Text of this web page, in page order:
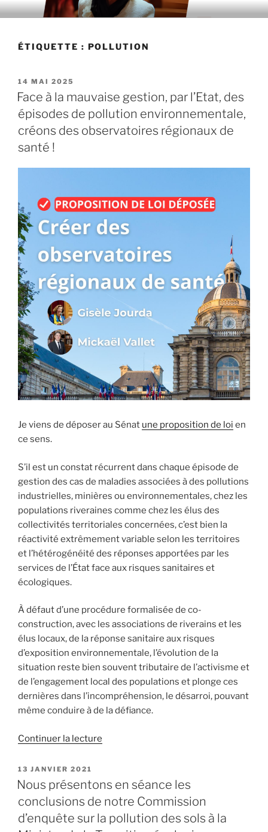
Aller
au
principal
ÉTIQUETTE : POLLUTION
PUBLIÉ
LE
14 MAI 2025
Face à la mauvaise gestion, par l’Etat, des
épisodes de pollution environnementale,
créons des observatoires régionaux de
santé !
Je viens de déposer au Sénat une proposition de loi en
ce sens.
S’il est un constat récurrent dans chaque épisode de
gestion des cas de maladies associées à des pollutions
industrielles, minières ou environnementales, chez les
populations riveraines comme chez les élus des
collectivités territoriales concernées, c’est bien la
réactivité extrêmement variable selon les territoires
et l’hétérogénéité des réponses apportées par les
services de l’État face aux risques sanitaires et
écologiques.
À défaut d’une procédure formalisée de co-
construction, avec les associations de riverains et les
élus locaux, de la réponse sanitaire aux risques
d’exposition environnementale, l’évolution de la
situation reste bien souvent tributaire de l’activisme et
de l’engagement local des populations et plonge ces
dernières dans l’incompréhension, le désarroi, pouvant
même conduire à de la défiance.
Continuer la lecture
la
mauvaise
par
PUBLIÉ
LE
13 JANVIER 2021
Nous présentons en séance les
conclusions de notre Commission
d’enquête sur la pollution des sols à la